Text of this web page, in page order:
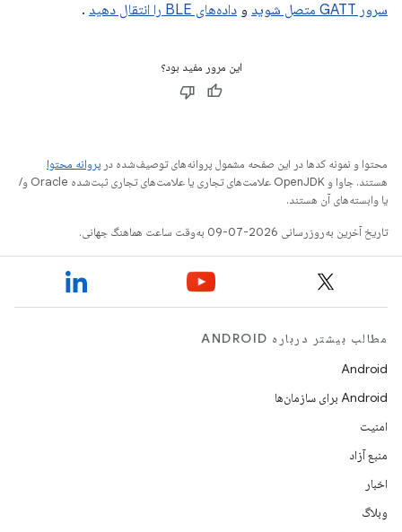
سرور GATT متصل شوید
و داده‌های BLE را انتقال دهید .
این مرور مفید بود؟
محتوا و نمونه کدها در این صفحه مشمول پروانه‌های توصیف‌شده در پروانه محتوا
هستند. جاوا و OpenJDK علامت‌های تجاری یا علامت‌های تجاری ثبت‌شده Oracle و/
یا وابسته‌های آن هستند.
تاریخ آخرین به‌روزرسانی 2026-07-09 به‌وقت ساعت هماهنگ جهانی.
مطالب بیشتر درباره ANDROID
Android
Android برای سازمان‌ها
امنیت
منبع آزاد
اخبار
وبلاگ